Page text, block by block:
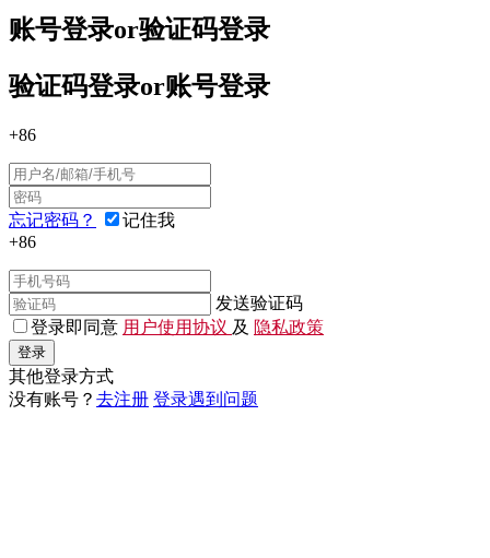
账号登录or验证码登录
验证码登录or账号登录
+86
忘记密码？
记住我
+86
发送验证码
登录即同意 用户使用协议 及 隐私政策
登录
其他登录方式
没有账号？ 去注册 登录遇到问题